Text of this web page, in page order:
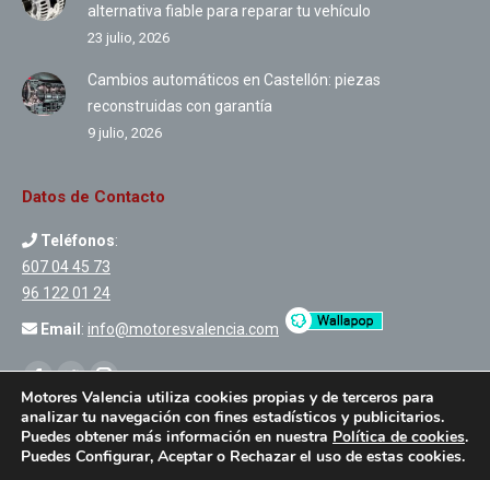
alternativa fiable para reparar tu vehículo
23 julio, 2026
Cambios automáticos en Castellón: piezas
reconstruidas con garantía
9 julio, 2026
Datos de Contacto
Teléfonos:
607 04 45 73
96 122 01 24
Email : info@motoresvalencia.com
Encuéntranos en:
Facebook
TwitterInstagram
Motores Valencia
Motores Valencia utiliza cookies propias y de terceros para
analizar tu navegación con fines estadísticos y publicitarios.
Puedes obtener más información en nuestra Política de cookies.
Puedes Configurar, Aceptar o Rechazar el uso de estas cookies.